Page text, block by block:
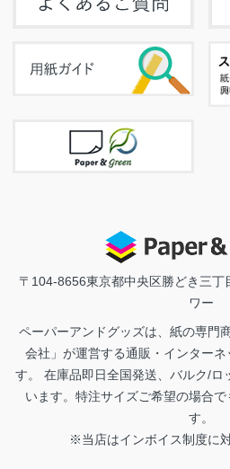
〒104-8656東京都中央区勝どき三丁
ワー
ペーパーアンドグッズは、紙の専門
会社」が運営する通販・インター
す。 在庫品即日全国発送、バルク/ロ
います。特注サイズご希望の場合
す。
※当店はインボイス制度に